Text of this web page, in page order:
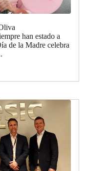
han estado a
de la Madre celebra